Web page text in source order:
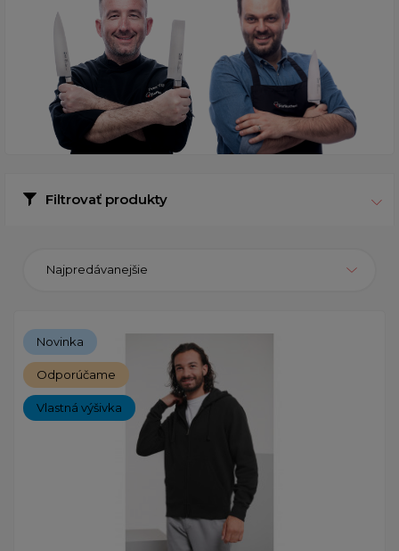
Filtrovať produkty
Najpredávanejšie
Novinka
Odporúčame
Vlastná výšivka